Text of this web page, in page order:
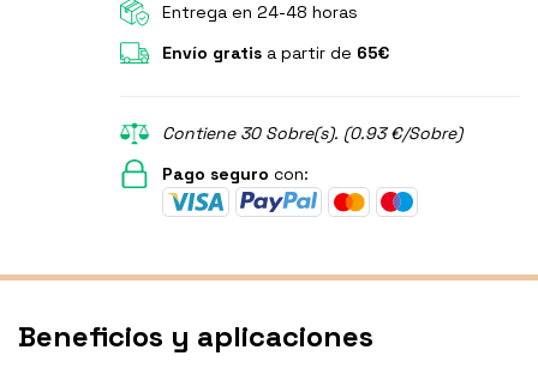
Entrega en 24-48 horas
Envío gratisa partir de 65€
Contiene 30 Sobre(s). (0.93 €/Sobre)
Pago seguro con:
Beneficios y aplicaciones